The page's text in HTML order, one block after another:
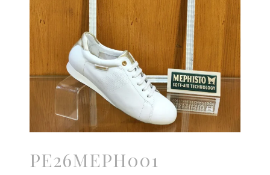
PE26MEPH001